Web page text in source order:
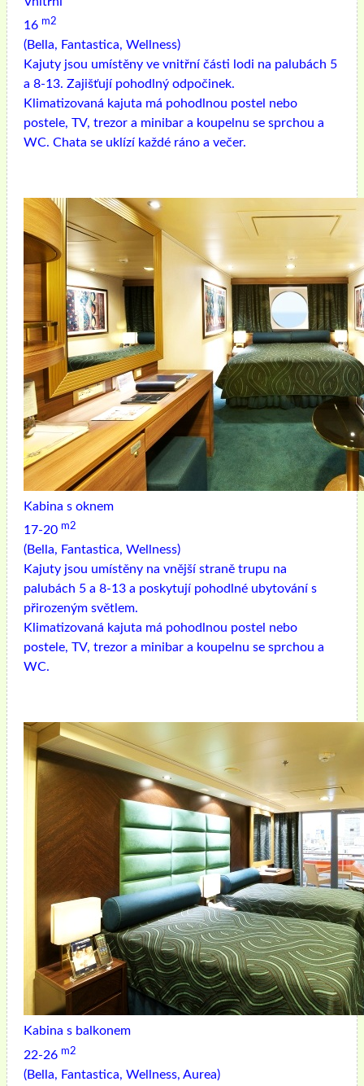
16 m2
(Bella, Fantastica, Wellness)
Kajuty jsou umístěny ve vnitřní části lodi na palubách 5
a 8-13. Zajišťují pohodlný odpočinek.
Klimatizovaná kajuta má pohodlnou postel nebo
postele, TV, trezor a minibar a koupelnu se sprchou a
WC. Chata se uklízí každé ráno a večer.
Kabina s oknem
17-20 m2
(Bella, Fantastica, Wellness)
Kajuty jsou umístěny na vnější straně trupu na
palubách 5 a 8-13 a poskytují pohodlné ubytování s
přirozeným světlem.
Klimatizovaná kajuta má pohodlnou postel nebo
postele, TV, trezor a minibar a koupelnu se sprchou a
WC.
Kabina s balkonem
22-26 m2
(Bella, Fantastica, Wellness, Aurea)